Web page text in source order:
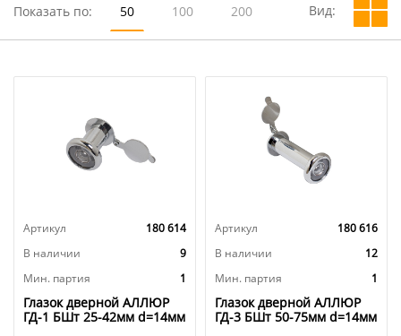
Показать по: 50 100 200 Вид:
Артикул
180 614
В наличии
9
Мин. партия
1
Глазок дверной АЛЛЮР
ГД-1 БШт 25-42мм d=14мм
Артикул
180 616
В наличии
12
Мин. партия
1
Глазок дверной АЛЛЮР
ГД-3 БШт 50-75мм d=14мм